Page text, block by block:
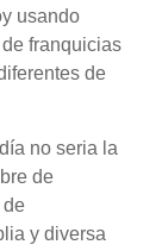
usando
franquicias
de
no seria la
de
de
y diversa